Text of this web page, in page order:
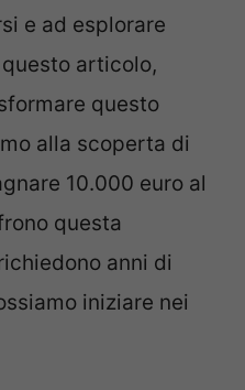
e ad esplorare
articolo,
questo
alla scoperta di
10.000 euro al
questa
anni di
iniziare nei